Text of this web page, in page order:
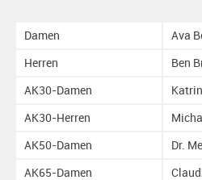
Damen
Ava
Herren
Ben
AK30-Damen
AK30-Herren
AK50-Damen
Dr.
AK65-Damen